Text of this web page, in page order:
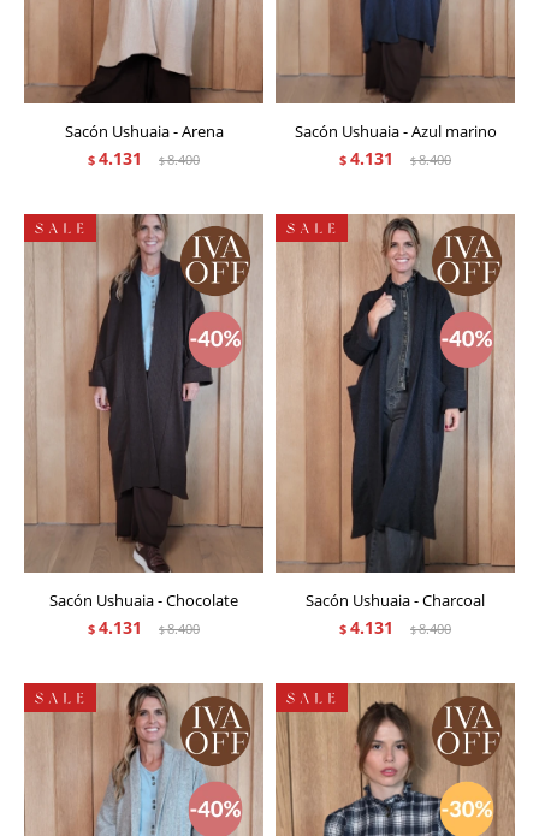
Sacón Ushuaia - Arena
$ 4.131 $8.400
Sacón Ushuaia - Azul marino
$ 4.131 $8.400
Sacón Ushuaia - Chocolate
$ 4.131 $8.400
Sacón Ushuaia - Charcoal
$ 4.131 $8.400